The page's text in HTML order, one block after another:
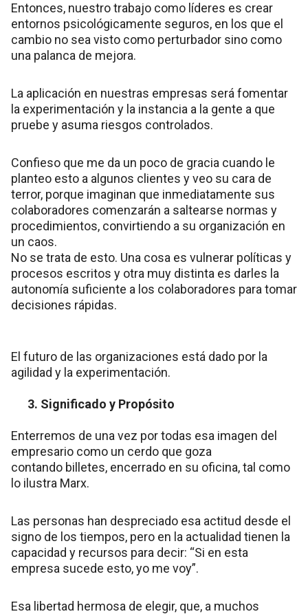
Entonces, nuestro trabajo como líderes es crear
entornos psicológicamente seguros, en los que el
cambio no sea visto como perturbador sino como
una palanca de mejora.
La aplicación en nuestras empresas será fomentar
la experimentación y la instancia a la gente a que
pruebe y asuma riesgos controlados.
Confieso que me da un poco de gracia cuando le
planteo esto a algunos clientes y veo su cara de
terror, porque imaginan que inmediatamente sus
colaboradores comenzarán a saltearse normas y
procedimientos, convirtiendo a su organización en
un caos.
No se trata de esto. Una cosa es vulnerar políticas y
procesos escritos y otra muy distinta es darles la
autonomía suficiente a los colaboradores para tomar
decisiones rápidas.
El futuro de las organizaciones está dado por la
agilidad y la experimentación.
3. Significado y Propósito
Enterremos de una vez por todas esa imagen del
empresario como un cerdo que goza
contando billetes, encerrado en su oficina, tal como
lo ilustra Marx.
Las personas han despreciado esa actitud desde el
signo de los tiempos, pero en la actualidad tienen la
capacidad y recursos para decir: “Si en esta
empresa sucede esto, yo me voy”.
Esa libertad hermosa de elegir, que, a muchos